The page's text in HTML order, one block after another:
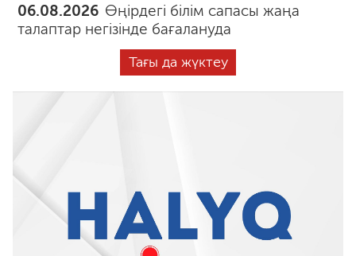
06.08.2026 Өңірдегі білім сапасы жаңа
талаптар негізінде бағалануда
Тағы да жүктеу